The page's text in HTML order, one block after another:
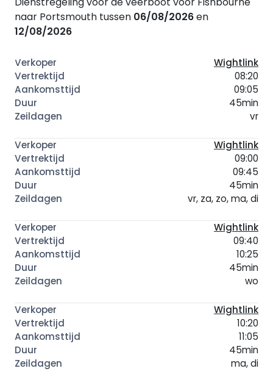
naar Portsmouth tussen 06/08/2026en
12/08/2026
Wightlink
08:20
09:05
45min
vr
Wightlink
09:00
09:45
45min
vr, za, zo, ma, di
Wightlink
09:40
10:25
45min
wo
Wightlink
10:20
11:05
45min
ma, di